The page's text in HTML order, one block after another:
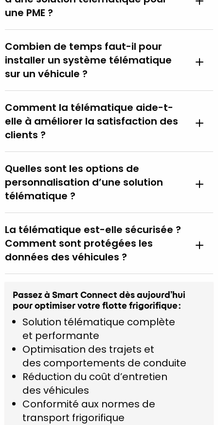
une PME ?
Combien de temps faut-il pour
installer un système télématique
sur un véhicule ?
Comment la télématique aide-t-
elle à améliorer la satisfaction des
clients ?
Quelles sont les options de
personnalisation d’une solution
télématique ?
La télématique est-elle sécurisée ?
Comment sont protégées les
données des véhicules ?
Passez à Smart Connect dès aujourd’hui
pour optimiser votre flotte frigorifique :
Solution télématique complète
et performante
Optimisation des trajets et
des comportements de conduite
Réduction du coût d’entretien
des véhicules
Conformité aux normes de
transport frigorifique